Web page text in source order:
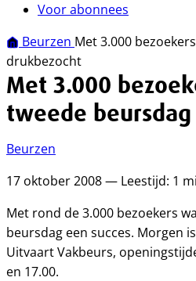
Voor abonnees
Beurzen Met 3.000
drukbezocht
Met 3.000
tweede
Beurzen
17 oktober 2008 — Leestijd: 1
Met rond de 3.000 bezoekers
beursdag een succes. Morgen
Uitvaart Vakbeurs,
en 17.00.